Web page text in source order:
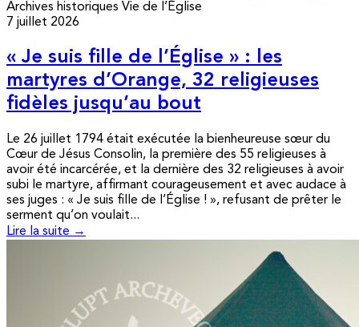
Archives historiques Vie de l’Église
7 juillet 2026
« Je suis fille de l’Église » : les
martyres d’Orange, 32 religieuses
fidèles jusqu’au bout
Le 26 juillet 1794 était exécutée la bienheureuse sœur du
Cœur de Jésus Consolin, la première des 55 religieuses à
avoir été incarcérée, et la dernière des 32 religieuses à avoir
subi le martyre, affirmant courageusement et avec audace à
ses juges : « Je suis fille de l’Église ! », refusant de prêter le
serment qu’on voulait...
Lire la suite →